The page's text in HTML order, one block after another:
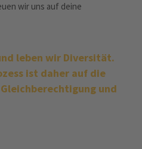
wir uns auf deine
leben wir Diversität.
ist daher auf die
und